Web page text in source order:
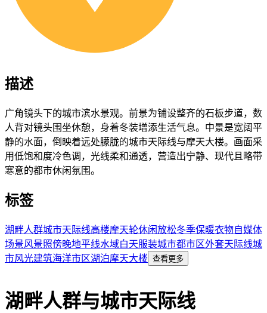
描述
广角镜头下的城市滨水景观。前景为铺设整齐的石板步道，数
人背对镜头围坐休憩，身着冬装增添生活气息。中景是宽阔平
静的水面，倒映着远处朦胧的城市天际线与摩天大楼。画面采
用低饱和度冷色调，光线柔和通透，营造出宁静、现代且略带
寒意的都市休闲氛围。
标签
湖畔人群城市天际线高楼摩天轮休闲放松冬季保暖衣物自媒体
场景风景照傍晚地平线水域白天服装城市都市区外套天际线城
市风光建筑海洋市区湖泊摩天大楼 查看更多
湖畔人群与城市天际线